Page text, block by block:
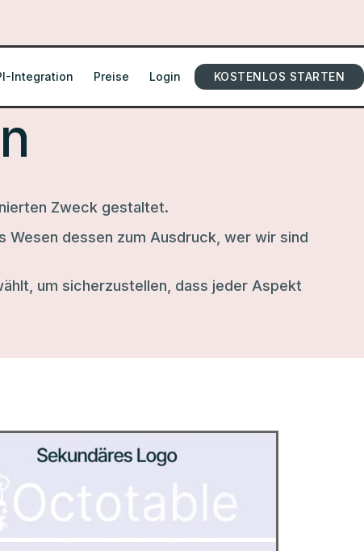
Integration Preise Login KOSTENLOS STARTEN
Zweck gestaltet.
Wesen dessen zum Ausdruck, wer wir sind
um sicherzustellen, dass jeder Aspekt